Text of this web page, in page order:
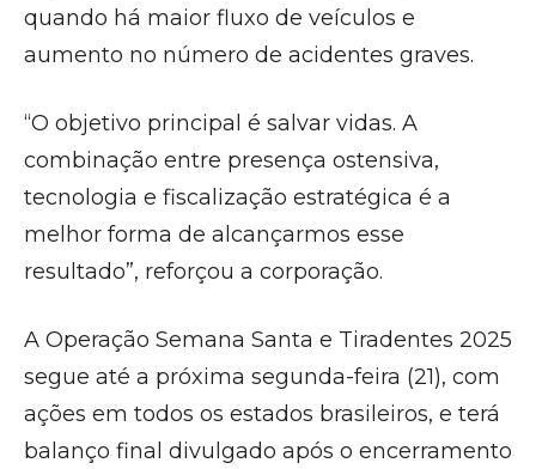
quando há maior fluxo de veículos e
aumento no número de acidentes graves.
“O objetivo principal é salvar vidas. A
combinação entre presença ostensiva,
tecnologia e fiscalização estratégica é a
melhor forma de alcançarmos esse
resultado”, reforçou a corporação.
A Operação Semana Santa e Tiradentes 2025
segue até a próxima segunda-feira (21), com
ações em todos os estados brasileiros, e terá
balanço final divulgado após o encerramento